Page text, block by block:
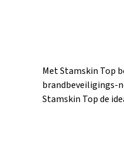
Met Stamskin Top
brandbeveiligings-
Stamskin Top de